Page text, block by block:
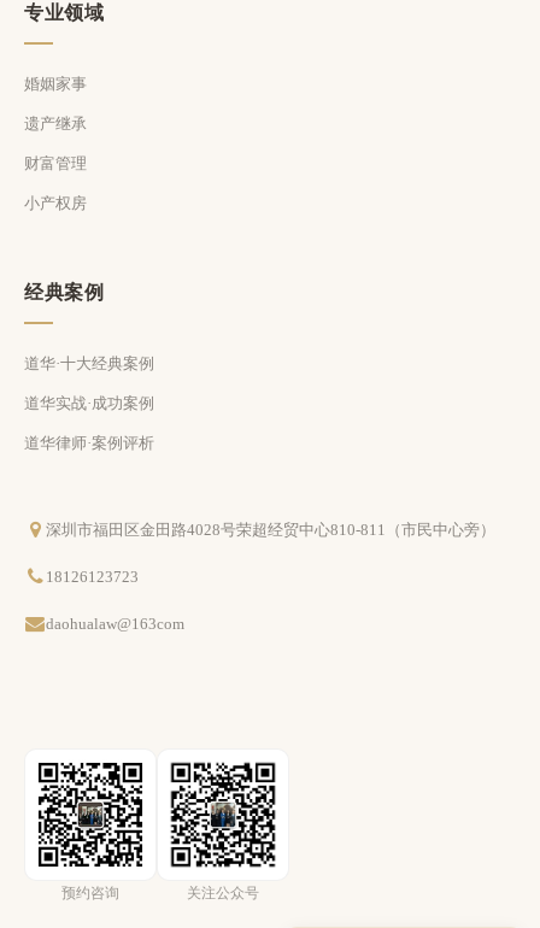
专业领域
婚姻家事
遗产继承
财富管理
小产权房
经典案例
道华·十大经典案例
道华实战·成功案例
道华律师·案例评析
深圳市福田区金田路4028号荣超经贸中心810-811（市民中心旁）
18126123723
daohualaw@163com
预约咨询 关注公众号